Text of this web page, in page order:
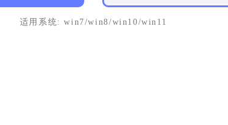
适用系统: win7/win8/win10/win11